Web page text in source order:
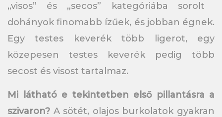
„visos” és „secos” kategóriába sorolt ​​
dohányok finomabb ízűek, és jobban égnek.
Egy testes keverék több ligerot, egy
közepesen testes keverék pedig több
secost és visost tartalmaz.
Mi látható e tekintetben első pillantásra a
szivaron? A sötét, olajos burkolatok gyakran